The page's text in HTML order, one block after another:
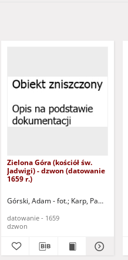
Zielona Góra (kościół św.
Jadwigi) - dzwon (datowanie
1659 r.)
Górski, Adam - fot. Karp, Paweł - fot.
datowanie - 1659
dzwon